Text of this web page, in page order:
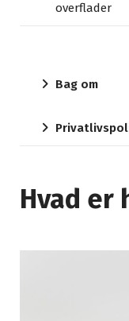
overflader
Bag om
Hvad er